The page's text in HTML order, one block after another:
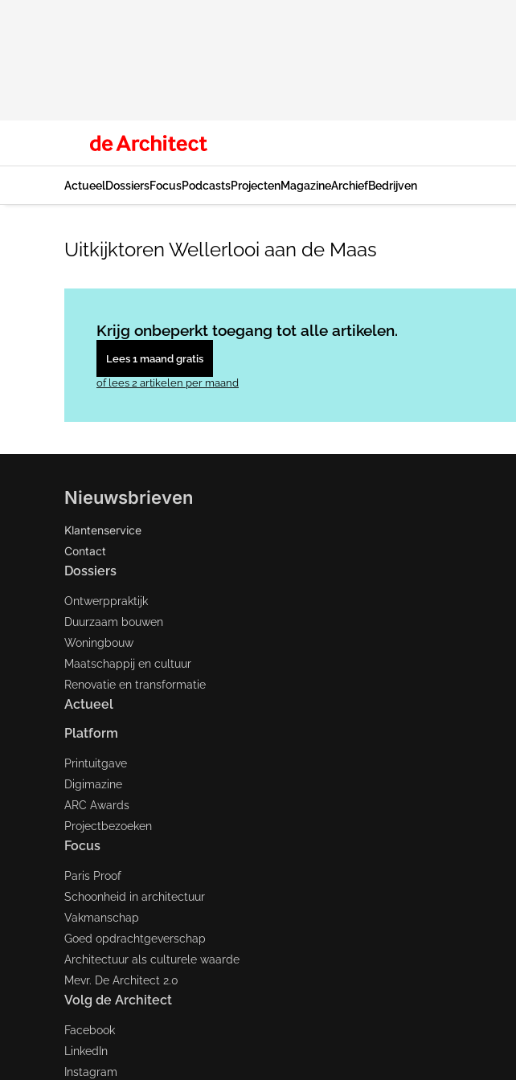
ActueelDossiersFocusPodcastsProjectenMagazineArchiefBedrijven
Uitkijktoren Wellerlooi aan de Maas
Krijg onbeperkt toegang tot alle artikelen.
Lees 1 maand gratis
of lees 2 artikelen per maand
Nieuwsbrieven
Klantenservice
Contact
Dossiers
Ontwerppraktijk
Duurzaam bouwen
Woningbouw
Maatschappij en cultuur
Renovatie en transformatie
Actueel
Platform
Printuitgave
Digimazine
ARC Awards
Projectbezoeken
Focus
Paris Proof
Schoonheid in architectuur
Vakmanschap
Goed opdrachtgeverschap
Architectuur als culturele waarde
Mevr. De Architect 2.0
Volg de Architect
Facebook
LinkedIn
Instagram